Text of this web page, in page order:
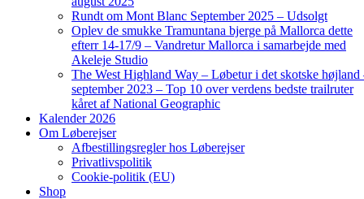
Rundt om Mont Blanc September 2025 – Udsolgt
Oplev de smukke Tramuntana bjerge på Mallorca dette
efterr 14-17/9 – Vandretur Mallorca i samarbejde med
Akeleje Studio
The West Highland Way – Løbetur i det skotske højland
september 2023 – Top 10 over verdens bedste trailruter
kåret af National Geographic
Kalender 2026
Om Løberejser
Afbestillingsregler hos Løberejser
Privatlivspolitik
Cookie-politik (EU)
Shop